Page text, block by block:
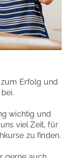
Erfolg und
wichtig und
viel Zeit, für
zu finden.